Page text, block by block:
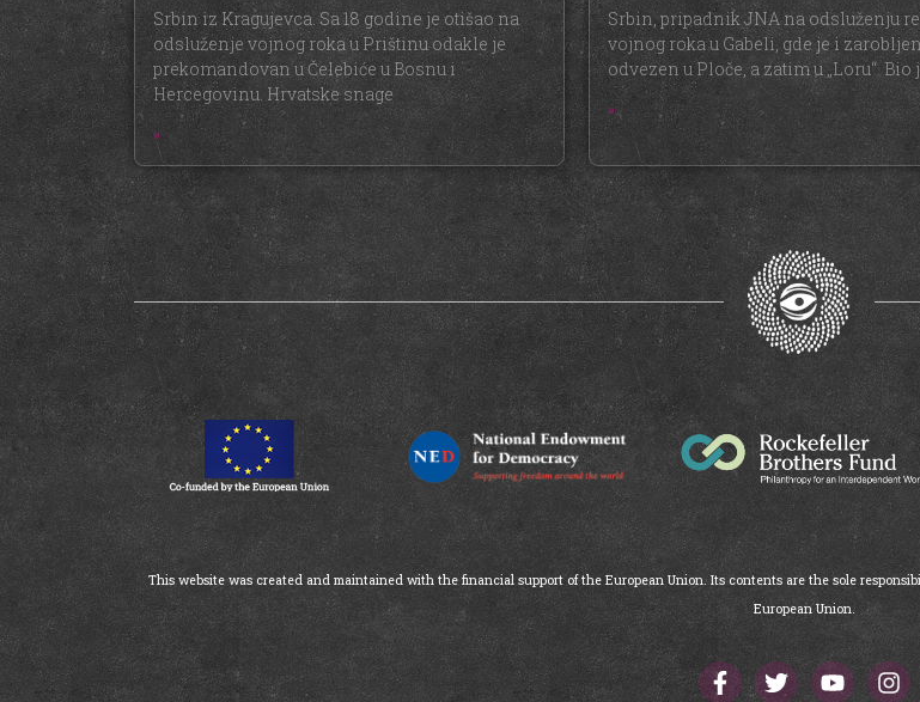
Srbin iz Kragujevca. Sa 18 godine je otišao na
odsluženje vojnog roka u Prištinu odakle je
prekomandovan u Čelebiće u Bosnu i
Hercegovinu. Hrvatske snage
»
Srbin, pripadnik JNA na odsluženju
vojnog roka u Gabeli, gde je i
odvezen u Ploče, a zatim u „Loru“. Bio
»
This website was created and maintained with the financial support of the European Union. Its contents are the sole
European Union.